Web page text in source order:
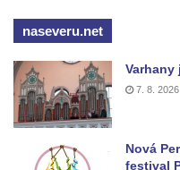
Socha svatého Vincence
Budějovicích
Socha svatého
kláštera dominikánů v
Budějovicích
naseveru.net
Varhany
7. 8. 2026
Nová
festival